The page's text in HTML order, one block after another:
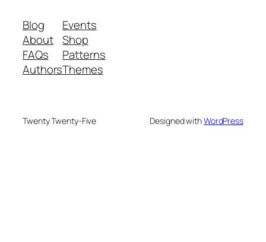
Blog
About
FAQs
Authors
Events
Shop
Patterns
Themes
Twenty Twenty-Five Designed withWordPress